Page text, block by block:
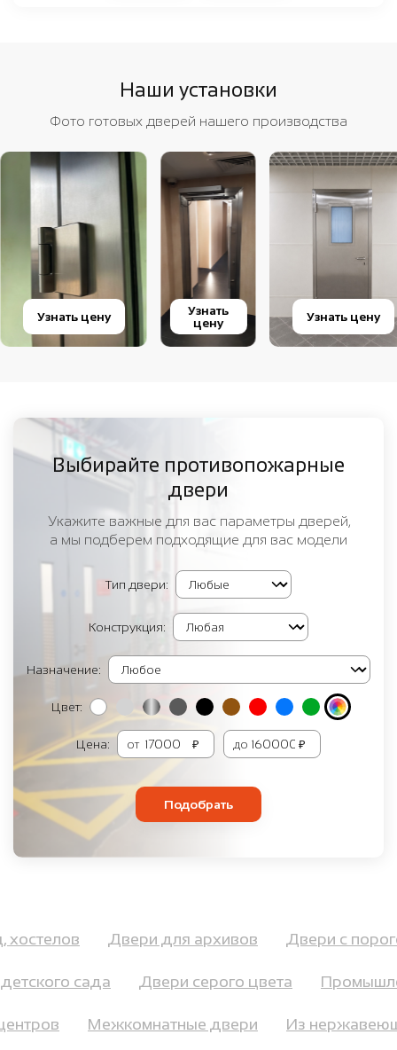
Наши установки
Фото готовых дверей нашего производства
Узнать цену
Узнать
цену
Узнать цену
Выбирайте противопожарные
двери
Укажите важные для вас параметры дверей,
а мы подберем подходящие для вас модели
Тип двери:
Конструкция:
Назначение:
Цвет:
Цена: от ₽ до ₽
Подобрать
хостелов Двери для архивов Двери с
сада Двери серого цвета
Межкомнатные двери Из